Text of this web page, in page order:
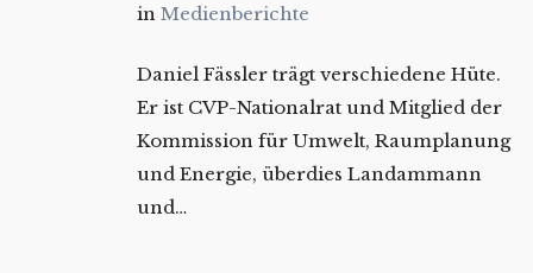
in Medienberichte
Daniel Fässler trägt verschiedene Hüte.
Er ist CVP-Nationalrat und Mitglied der
Kommission für Umwelt, Raumplanung
und Energie, überdies Landammann
und…